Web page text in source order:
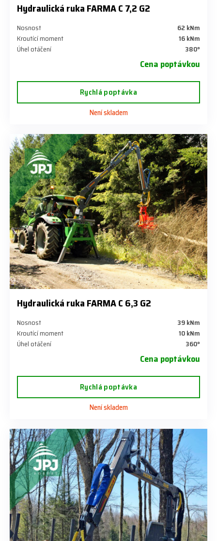
Hydraulická ruka FARMA C 7,2 G2
Nosnost
62 kNm
Kroutící moment
16 kNm
Úhel otáčení
380°
Cena poptávkou
Rychlá poptávka
Není skladem
Hydraulická ruka FARMA C 6,3 G2
Nosnost
39 kNm
Kroutící moment
10 kNm
Úhel otáčení
360°
Cena poptávkou
Rychlá poptávka
Není skladem